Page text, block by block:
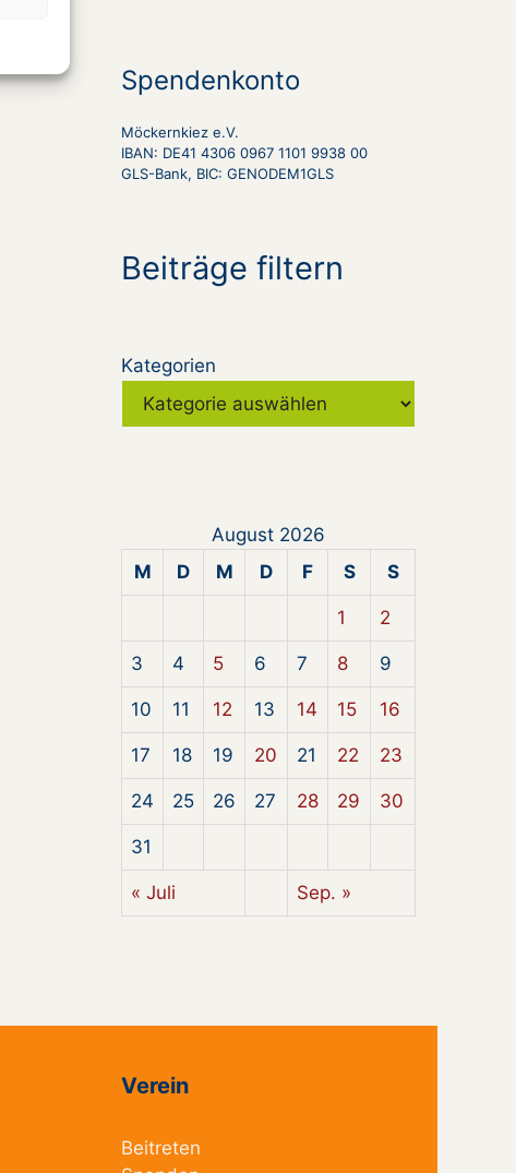
Spendenkonto
Möckernkiez e.V.
IBAN: DE41 4306 0967 1101 9938 00
GLS-Bank, BIC: GENODEM1GLS
Beiträge filtern
Kategorien
August 2026
M
D M D F S S
1 2
3 4 5 6 7 8 9
10 11 12 13 14 15 16
17 18 19 20 21 22 23
24 25 26 27 28 29 30
31
« Juli Sep. »
Verein
Beitreten